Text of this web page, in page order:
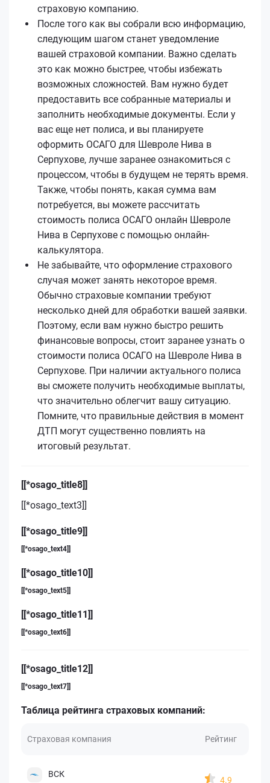
страховую компанию.
После того как вы собрали всю информацию,
следующим шагом станет уведомление
вашей страховой компании. Важно сделать
это как можно быстрее, чтобы избежать
возможных сложностей. Вам нужно будет
предоставить все собранные материалы и
заполнить необходимые документы. Если у
вас еще нет полиса, и вы планируете
оформить ОСАГО для Шевроле Нива в
Серпухове, лучше заранее ознакомиться с
процессом, чтобы в будущем не терять время.
Также, чтобы понять, какая сумма вам
потребуется, вы можете рассчитать
стоимость полиса ОСАГО онлайн Шевроле
Нива в Серпухове с помощью онлайн-
калькулятора.
Не забывайте, что оформление страхового
случая может занять некоторое время.
Обычно страховые компании требуют
несколько дней для обработки вашей заявки.
Поэтому, если вам нужно быстро решить
финансовые вопросы, стоит заранее узнать о
стоимости полиса ОСАГО на Шевроле Нива в
Серпухове. При наличии актуального полиса
вы сможете получить необходимые выплаты,
что значительно облегчит вашу ситуацию.
Помните, что правильные действия в момент
ДТП могут существенно повлиять на
итоговый результат.
[[*osago_title8]]
[[*osago_text3]]
[[*osago_title9]]
[[*osago_text4]]
[[*osago_title10]]
[[*osago_text5]]
[[*osago_title11]]
[[*osago_text6]]
[[*osago_title12]]
[[*osago_text7]]
Таблица рейтинга страховых компаний:
Страховая компания Рейтинг
ВСК
4.9